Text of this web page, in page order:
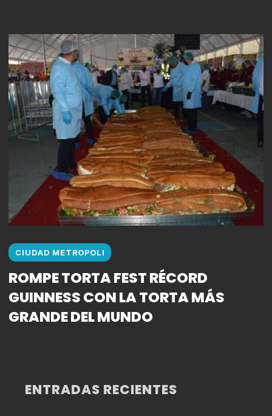
CIUDAD METROPOLI
ROMPE TORTA FEST RÉCORD
GUINNESS CON LA TORTA MÁS
GRANDE DEL MUNDO
ENTRADAS RECIENTES